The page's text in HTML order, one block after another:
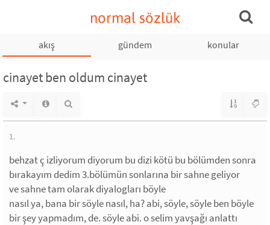
normal sözlük
akış gündem konular
cinayet ben oldum cinayet
1.
behzat ç izliyorum diyorum bu dizi kötü bu bölümden sonra
bırakayım dedim 3.bölümün sonlarına bir sahne geliyor
ve sahne tam olarak diyalogları böyle
nasıl ya, bana bir söyle nasıl, ha? abi, söyle, söyle ben böyle
bir şey yapmadım, de. söyle abi. o selim yavşağı anlattı